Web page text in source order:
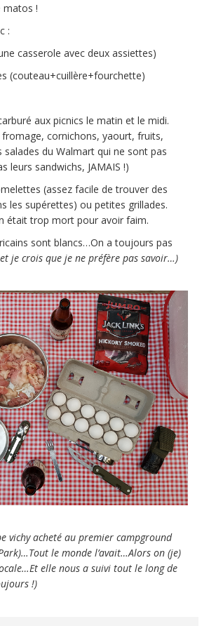
matos !
:
casserole avec deux assiettes)
(couteau+cuillère+fourchette)
aux picnics le matin et le midi.
fromage, cornichons, yaourt, fruits,
salades du Walmart qui ne sont pas
leurs sandwichs, JAMAIS !)
(assez facile de trouver des
les supérettes) ou petites grillades.
était trop mort pour avoir faim.
sont blancs…On a toujours pas
je crois que je ne préfère pas savoir…)
vichy acheté au premier campground
le monde l’avait…Alors on (je)
elle nous a suivi tout le long de
!)